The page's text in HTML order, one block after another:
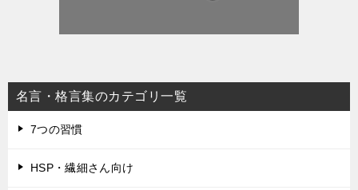
名言・格言集のカテゴリ一覧
7つの習慣
HSP・繊細さん向け